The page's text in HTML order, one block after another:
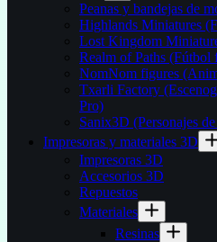
Peanas y bandejas de
Highlands Miniatures
Lost Kingdom
Realm of Paths
NomNom figures
Txarli Factory
Pro)
Sanix3D (Personajes
Impresoras y materiales 3D
Impresoras 3D
Accesorios 3D
Repuestos
Materiales
Resinas